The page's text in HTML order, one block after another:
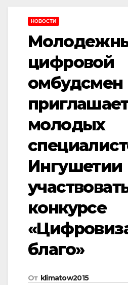
НОВОСТИ
цифровой
омбудсмен
приглашает
молодых
Ингушетии
конкурсе
благо»
От klimatow2015